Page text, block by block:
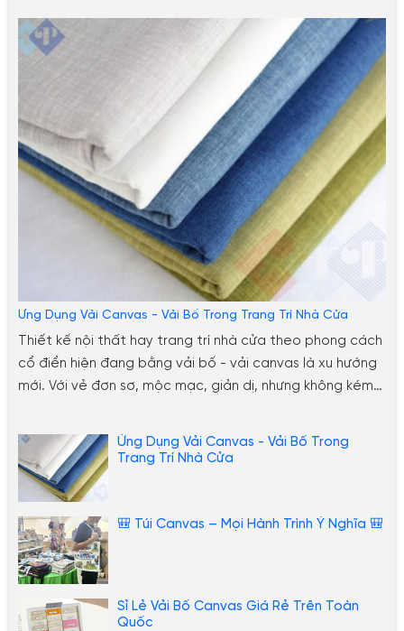
Ứng Dụng Vải Canvas - Vải Bố Trong Trang Trí Nhà Cửa
Thiết kế nội thất hay trang trí nhà cửa theo phong cách
cổ điển hiện đang bằng vải bố - vải canvas là xu hướng
mới. Với vẻ đơn sơ, mộc mạc, giản dị, nhưng không kém
có thể tham kảo thêm, để ứng dụng vải bố
canvas trong việc trang hoàng nhà cửa.
Ứng Dụng Vải Canvas - Vải Bố Trong
Trang Trí Nhà Cửa
🎒 Túi Canvas – Mọi Hành Trình Ý Nghĩa 🎒
Sỉ Lẻ Vải Bố Canvas Giá Rẻ Trên Toàn
Quốc